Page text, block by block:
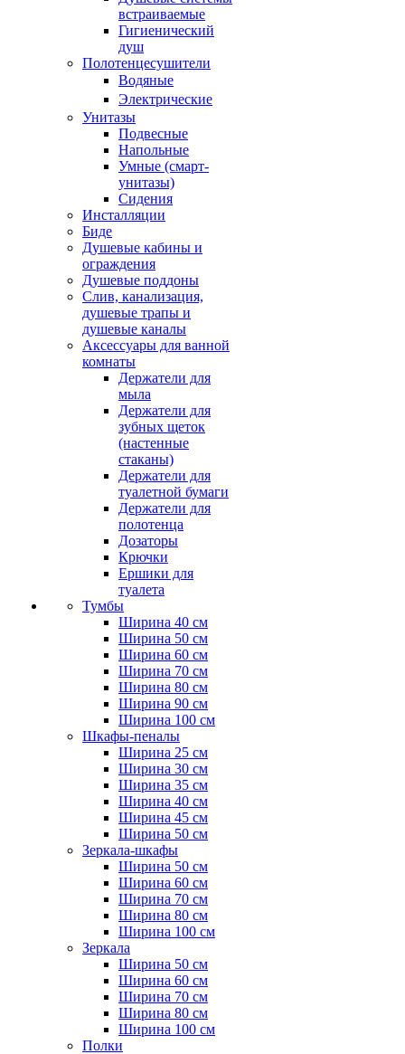
встраиваемые
Гигиенический
душ
Полотенцесушители
ㅤВодяные
ㅤЭлектрические
Унитазы
Подвесные
Напольные
Умные (смарт-
унитазы)
Сидения
Инсталляции
Биде
Душевые кабины и
ограждения
Душевые поддоны
Слив, канализация,
душевые трапы и
душевые каналы
Аксессуары для ванной
комнаты
Держатели для
мыла
Держатели для
зубных щеток
(настенные
стаканы)
Держатели для
туалетной бумаги
Держатели для
полотенца
Дозаторы
Крючки
Ершики для
туалета
Тумбы
Ширина 40 см
Ширина 50 см
Ширина 60 см
Ширина 70 см
Ширина 80 см
Ширина 90 см
Ширина 100 см
Шкафы-пеналы
Ширина 25 см
Ширина 30 см
Ширина 35 см
Ширина 40 см
Ширина 45 см
Ширина 50 см
Зеркала-шкафы
Ширина 50 см
Ширина 60 см
Ширина 70 см
Ширина 80 см
Ширина 100 см
Зеркала
Ширина 50 см
Ширина 60 см
Ширина 70 см
Ширина 80 см
Ширина 100 см
Полки